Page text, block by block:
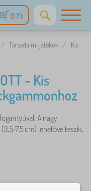
0 Ft
/ Társadalmi játékok /
Kis
- Kis
A nagy
7,5 cm) lehetővé teszik,